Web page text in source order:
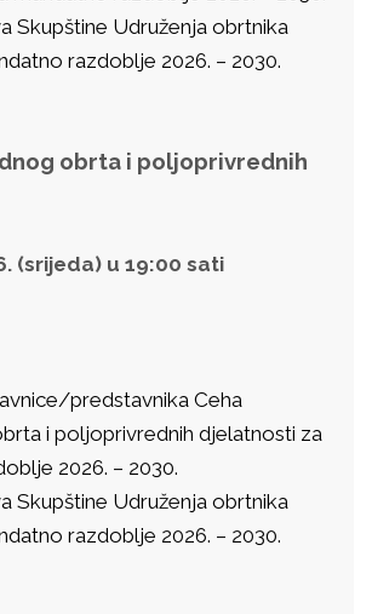
Skupštine Udruženja obrtnika
razdoblje 2026. – 2030.
obrta i poljoprivrednih
(srijeda) u 19:00 sati
predstavnika Ceha
i poljoprivrednih djelatnosti za
2026. – 2030.
Skupštine Udruženja obrtnika
razdoblje 2026. – 2030.